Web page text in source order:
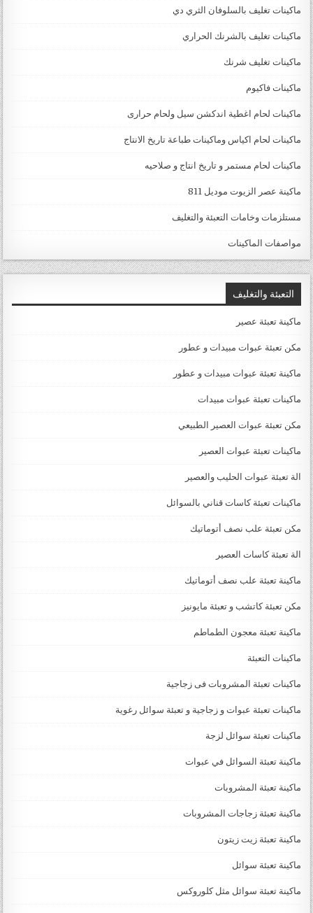
ماكينات تغليف بالسلوفان الثري دي
ماكينات تغليف بالشرنك الحراري
ماكينات تغليف شرنك
ماكينات فاكيوم
ماكينات لحام اغطية اندكشن سيل ولحام حرارى
ماكينات لحام اكياس وماكينات طباعة تاريخ الانتاج
ماكينات لحام مستمر و تاريخ انتاج و صلاحيه
ماكينة عصر الزيوت موديل 811
مستلزمات وخامات التعبئة والتغليف
مواصفات الماكينات
التعبئة والتغليف
ماكينة تعبئة عصير
مكن تعبئة عبوات مبيدات و عطور
ماكينة تعبئة عبوات مبيدات و عطور
ماكينات تعبئة عبوات مبيدات
مكن تعبئة عبوات العصير الطبيعي
ماكينات تعبئة عبوات العصير
الة تعبئة عبوات الحليب والعصير
ماكينات تعبئة كاسات قناني بالسوائل
مكن تعبئة علب نصف أتوماتيك
الة تعبئة كاسات العصير
ماكينة تعبئة علب نصف أتوماتيك
مكن تعبئة كاتشب و تعبئة مايونيز
ماكينة تعبئة معجون الطماطم
ماكينات التعبئة
ماكينات تعبئة المشروبات فى زجاجية
ماكينات تعبئة عبوات و زجاجية و تعبئة سوائل رغوية
ماكينات تعبئة سوائل لزجة
‏‏‏ماكينة تعبئة السوائل في عبوات
ماكينة تعبئة المشروبات
ماكينة تعبئة زجاجات المشروبات
ماكينة تعبئة زيت زيتون
ماكينة تعبئة سوائل
ماكينة تعبئة سوائل مثل كلوروكس